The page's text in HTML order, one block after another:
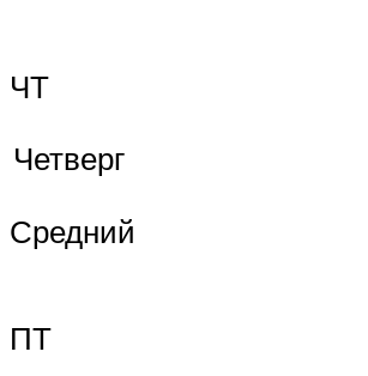
ЧТ
Четверг
Средний
ПТ